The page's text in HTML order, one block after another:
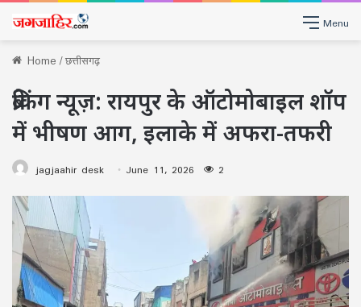
Menu
Home/छत्तीसगढ़
ब्रेकिंग न्यूज़: रायपुर के ऑटोमोबाइल शॉप
में भीषण आग, इलाके में अफरा-तफरी
jagjaahir desk June 11, 2026 2